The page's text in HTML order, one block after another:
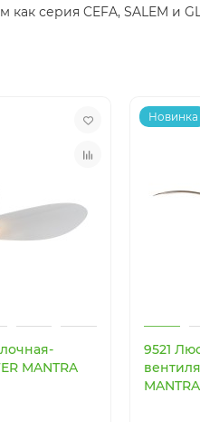
серия CEFA, SALEM и
MANTRA
Новинка
9521
MANTRA